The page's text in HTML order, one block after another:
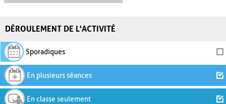
DÉROULEMENT DE L'ACTIVITÉ
Sporadiques
En plusieurs séances
En classe seulement